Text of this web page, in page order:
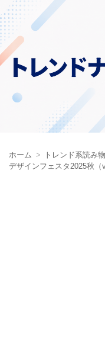
ホーム
トレンド系読み物
デザインフェスタ2025秋